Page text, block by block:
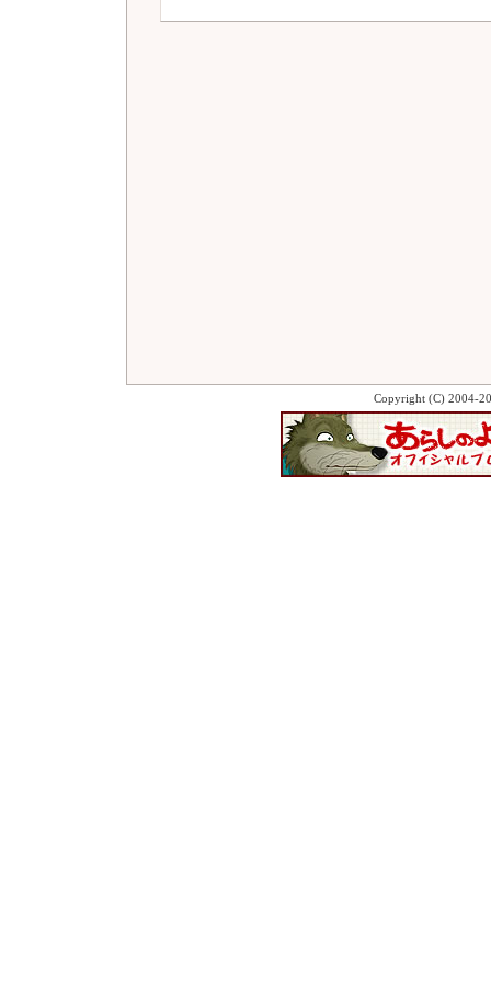
Copyright (C) 2004-